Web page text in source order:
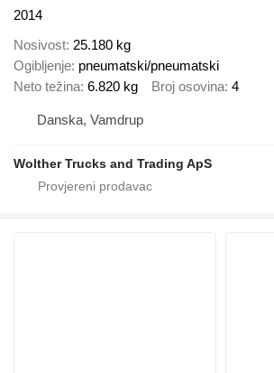
2014
Nosivost 25.180 kg
Ogibljenje pneumatski/pneumatski
Neto težina 6.820 kg Broj osovina 4
Danska, Vamdrup
Wolther Trucks and Trading ApS